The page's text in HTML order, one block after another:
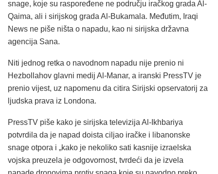
snage, koje su raspoređene ne području iračkog grada Al-
Qaima, ali i sirijskog grada Al-Bukamala. Međutim, Iraqi
News ne piše ništa o napadu, kao ni sirijska državna
agencija Sana.
Niti jednog retka o navodnom napadu nije prenio ni
Hezbollahov glavni medij Al-Manar, a iranski PressTV je
prenio vijest, uz napomenu da citira Sirijski opservatorij za
ljudska prava iz Londona.
PressTV piše kako je sirijska televizija Al-Ikhbariya
potvrdila da je napad doista ciljao iračke i libanonske
snage otpora i „kako je nekoliko sati kasnije izraelska
vojska preuzela je odgovornost, tvrdeći da je izvela